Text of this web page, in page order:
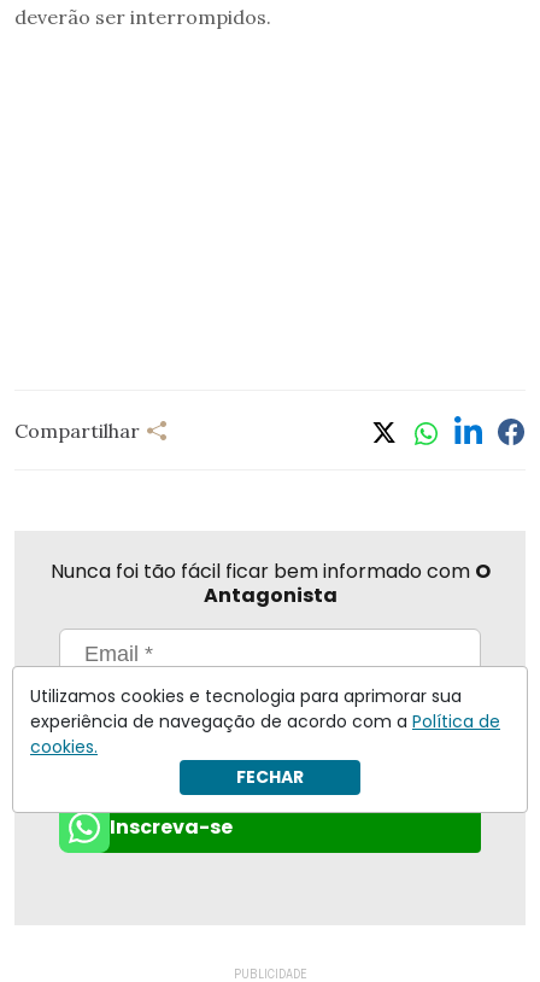
deverão ser interrompidos.
Compartilhar
Nunca foi tão fácil ficar bem informado com O
Antagonista
Eu concordo em receber notificações | Para obter mais
informações reveja nossaPolítica de Privacidade.
Enviar
Inscreva-se
Utilizamos cookies e tecnologia para aprimorar sua
experiência de navegação de acordo com a Política de
cookies.
FECHAR